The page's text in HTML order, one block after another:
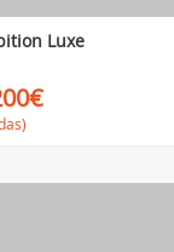
Luxe